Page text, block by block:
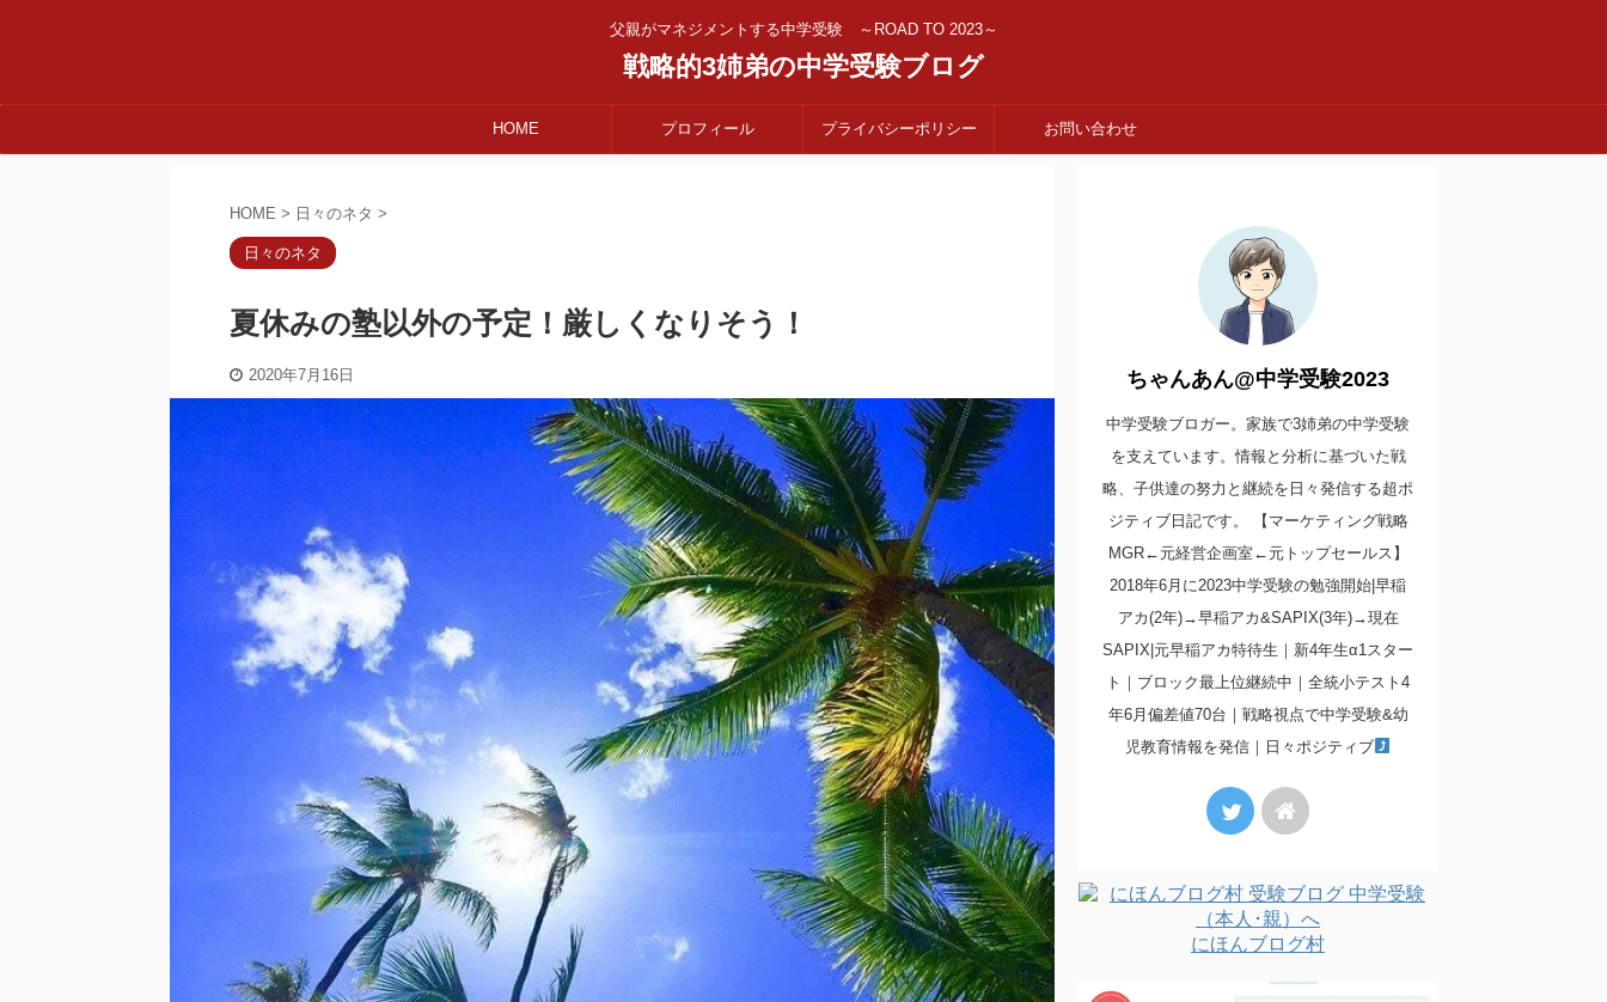
父親がマネジメントする中学受験 ～ROAD TO 2023～
戦略的3姉弟の中学受験ブログ
HOME プロフィール プライバシーポリシー お問い合わせ
HOME > 日々のネタ >
日々のネタ
夏休みの塾以外の予定！厳しくなりそう！
2020年7月16日 ちゃんあん@中学受験2023
中学受験ブロガー。家族で3姉弟の中学受験
を支えています。情報と分析に基づいた戦
略、子供達の努力と継続を日々発信する超ポ
ジティブ日記です。 【マーケティング戦略
MGR←元経営企画室←元トップセールス】
2018年6月に2023中学受験の勉強開始|早稲
アカ(2年)→早稲アカ&SAPIX(3年)→現在
SAPIX|元早稲アカ特待生｜新4年生α1スター
ト｜ブロック最上位継続中｜全統小テスト4
年6月偏差値70台｜戦略視点で中学受験&幼
児教育情報を発信｜日々ポジティブ
にほんブログ村